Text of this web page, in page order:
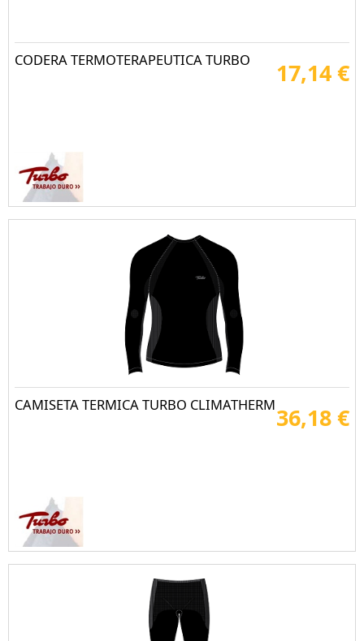
17,14 €
CODERA TERMOTERAPEUTICA TURBO
36,18 €
CAMISETA TERMICA TURBO CLIMATHERM